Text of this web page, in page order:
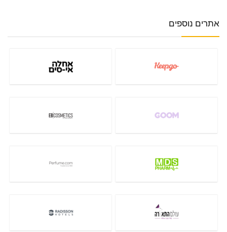
אתרים נוספים